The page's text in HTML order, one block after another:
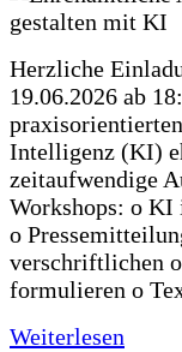
Herzliche
19.06.2026 ab
Intelligenz (KI)
zeitaufwendige
Workshops: o KI
o
verschriftlichen
formulieren o
Weiterlesen